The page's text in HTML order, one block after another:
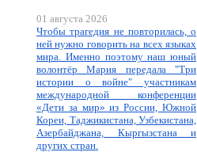
01 августа 2026
Чтобы трагедия не повторилась, о
ней нужно говорить на всех языках
мира. Именно поэтому наш юный
волонтёр Мария передала "Три
истории о войне" участникам
международной конференции
«Дети за мир» из России, Южной
Кореи, Таджикистана, Узбекистана,
Азербайджана, Кыргызстана и
других стран.